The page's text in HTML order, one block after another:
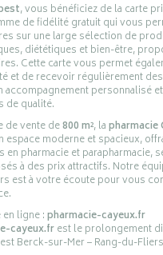
, vous bénéficiez de la carte
de fidélité gratuit qui vous
sur une large sélection de
diététiques et bien-être,
Cette carte vous permet
et de recevoir régulièrement
accompagnement personnalisé
de qualité.
de vente de800 m², lapharmacie
espace moderne et spacieux,
en pharmacie et parapharmacie,
à des prix attractifs. Notre
est à votre écoute pour vous
ligne :pharmacie-cayeux.fr
cayeux.frest le prolongement
Berck-sur-Mer – Rang-du-